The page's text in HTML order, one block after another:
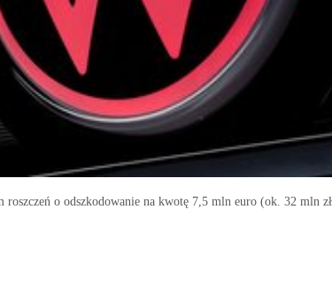
roszczeń o odszkodowanie na kwotę 7,5 mln euro (ok. 32 mln